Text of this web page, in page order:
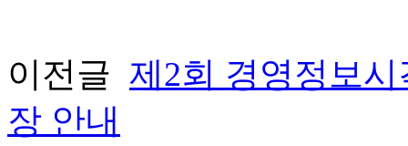
이전글 제2회 경영정보
장 안내